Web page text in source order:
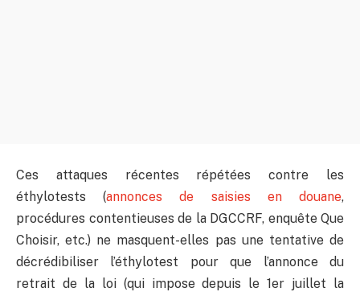
Ces attaques récentes répétées contre les
éthylotests (annonces de saisies en douane,
procédures contentieuses de la DGCCRF, enquête Que
Choisir, etc.) ne masquent-elles pas une tentative de
décrédibiliser l’éthylotest pour que l’annonce du
retrait de la loi (qui impose depuis le 1er juillet la